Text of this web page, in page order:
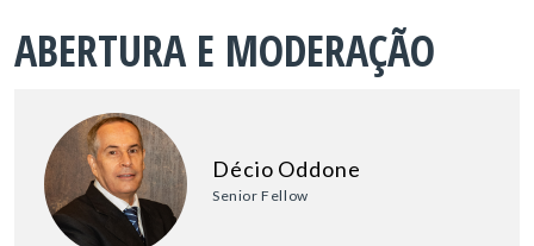
ABERTURA E MODERAÇÃO
Décio Oddone
Senior Fellow